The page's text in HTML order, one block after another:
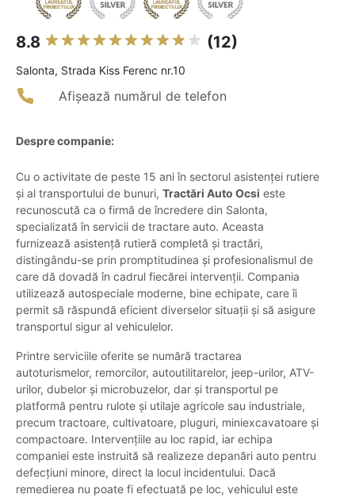
8.8 (12)
Salonta, Strada Kiss Ferenc nr.10
Afișează numărul de telefon
Despre companie:
Cu o activitate de peste 15 ani în sectorul asistenței rutiere
și al transportului de bunuri, Tractări Auto Ocsi este
recunoscută ca o firmă de încredere din Salonta,
specializată în servicii de tractare auto. Aceasta
furnizează asistență rutieră completă și tractări,
distingându-se prin promptitudinea și profesionalismul de
care dă dovadă în cadrul fiecărei intervenții. Compania
utilizează autospeciale moderne, bine echipate, care îi
permit să răspundă eficient diverselor situații și să asigure
transportul sigur al vehiculelor.
Printre serviciile oferite se numără tractarea
autoturismelor, remorcilor, autoutilitarelor, jeep-urilor, ATV-
urilor, dubelor și microbuzelor, dar și transportul pe
platformă pentru rulote și utilaje agricole sau industriale,
precum tractoare, cultivatoare, pluguri, miniexcavatoare și
compactoare. Intervențiile au loc rapid, iar echipa
companiei este instruită să realizeze depanări auto pentru
defecțiuni minore, direct la locul incidentului. Dacă
remedierea nu poate fi efectuată pe loc, vehiculul este